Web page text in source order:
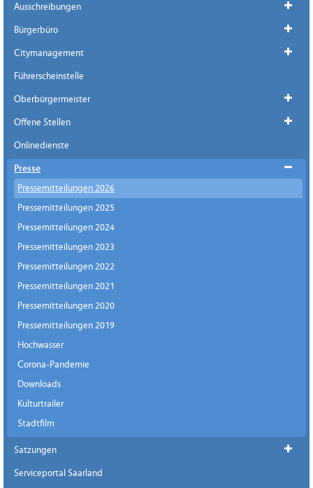
Ausschreibungen
Bürgerbüro
Citymanagement
Führerscheinstelle
Oberbürgermeister
Offene Stellen
Onlinedienste
Presse
Pressemitteilungen 2026
Pressemitteilungen 2025
Pressemitteilungen 2024
Pressemitteilungen 2023
Pressemitteilungen 2022
Pressemitteilungen 2021
Pressemitteilungen 2020
Pressemitteilungen 2019
Hochwasser
Corona-Pandemie
Downloads
Kulturtrailer
Stadtfilm
Satzungen
Serviceportal Saarland